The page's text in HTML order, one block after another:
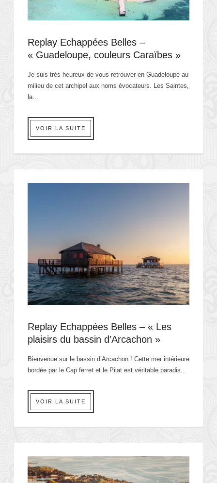
Replay Echappées Belles –
« Guadeloupe, couleurs Caraïbes »
Je suis très heureux de vous retrouver en Guadeloupe au
milieu de cet archipel aux noms évocateurs. Les Saintes,
la...
VOIR LA SUITE
Replay Echappées Belles – « Les
plaisirs du bassin d’Arcachon »
Bienvenue sur le bassin d’Arcachon ! Cette mer intérieure
bordée par le Cap ferret et le Pilat est véritable paradis...
VOIR LA SUITE